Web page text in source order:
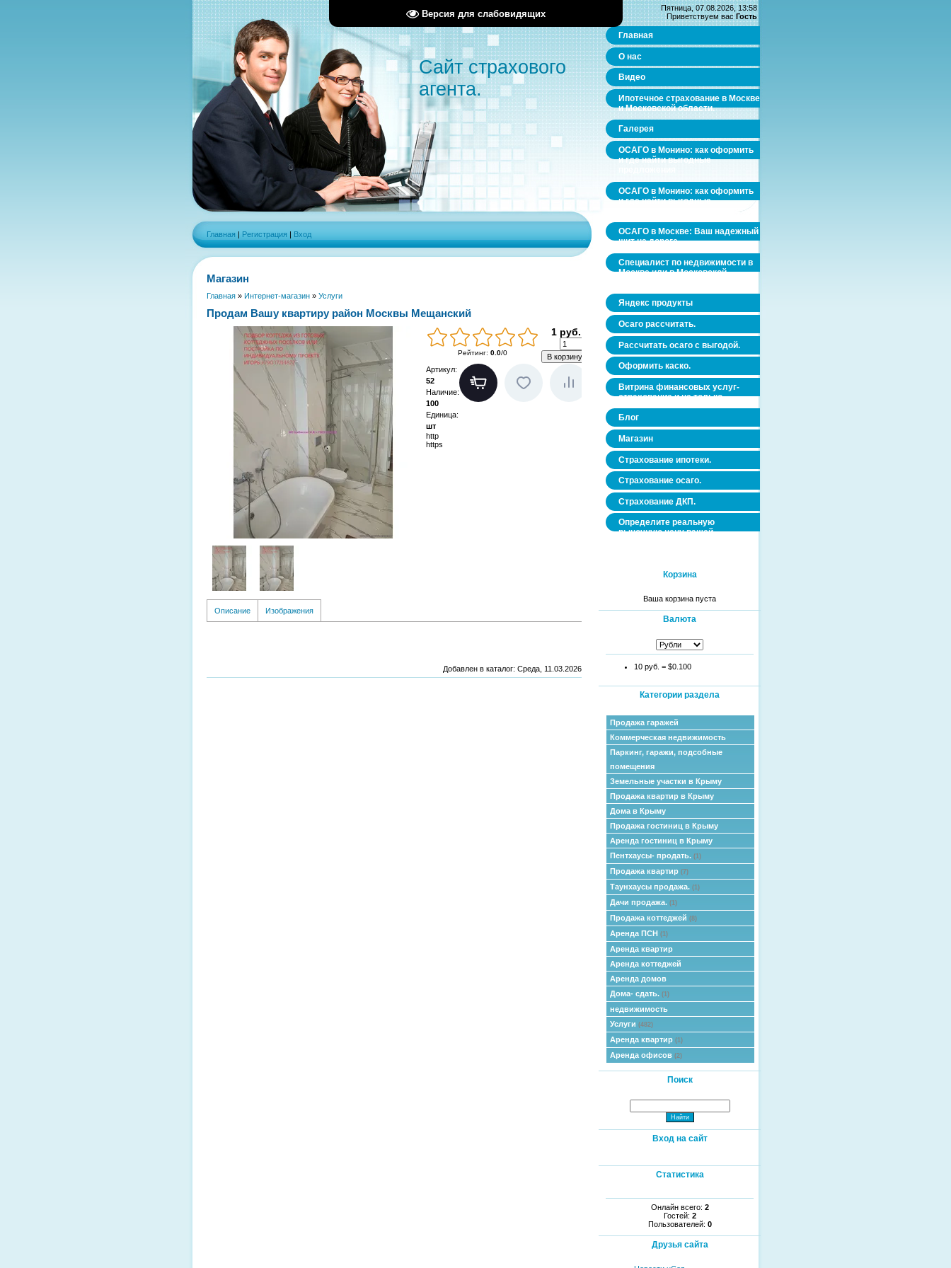
Версия для слабовидящих
Сайт страхового
агента.
Главная | Регистрация | Вход
Магазин
Главная » Интернет-магазин » Услуги
Продам Вашу квартиру район Москвы Мещанский
Рейтинг: 0.0/0
1 руб.
Артикул:
52
Наличие:
100
Единица:
шт
http
https
Описание Изображения
Добавлен в каталог: Среда, 11.03.2026
Пятница, 07.08.2026, 13:58
Приветствуем вас Гость
Главная
О нас
Видео
Ипотечное страхование в Москве
и Московской области.
Галерея
ОСАГО в Монино: как оформить
и где найти выгодные
ОСАГО в Монино: как оформить
и где найти выгодные
ОСАГО в Москве: Ваш надежный
щит на дороге
Специалист по недвижимости в
Москве или в Московской
Яндекс продукты
Осаго рассчитать.
Рассчитать осаго с выгодой.
Оформить каско.
Витрина финансовых услуг-
страхование и не только.
Блог
Магазин
Страхование ипотеки.
Страхование осаго.
Страхование ДКП.
Определите реальную
рыночную цену вашей
Корзина
Ваша корзина пуста
Валюта
10 руб. = $0.100
Категории раздела
Продажа гаражей
Коммерческая недвижимость
Паркинг, гаражи, подсобные
помещения
Земельные участки в Крыму
Продажа квартир в Крыму
Дома в Крыму
Продажа гостиниц в Крыму
Аренда гостиниц в Крыму
Пентхаусы- продать. (1)
Продажа квартир (7)
Таунхаусы продажа. (1)
Дачи продажа. (1)
Продажа коттеджей (8)
Аренда ПСН (1)
Аренда квартир
Аренда коттеджей
Аренда домов
Дома- сдать. (1)
недвижимость
Услуги (482)
Аренда квартир (1)
Аренда офисов (2)
Поиск
Вход на сайт
Статистика
Онлайн всего: 2
Гостей: 2
Пользователей: 0
Друзья сайта